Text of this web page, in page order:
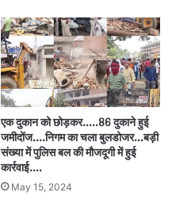
एक दुकान को छोड़कर…..86 दुकाने हुई
जमीदोंज….निगम का चला बुलडोजर…बड़ी
संख्या में पुलिस बल की मौजदूगी में हुई
कार्रवाई….
May 15, 2024